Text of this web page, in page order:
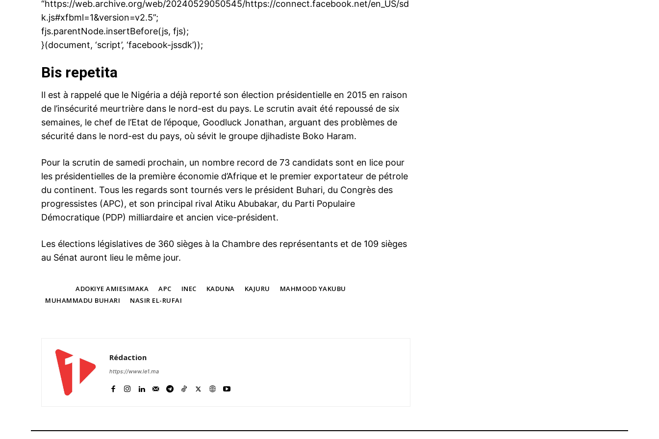
“https://web.archive.org/web/20240529050545/https://connect.facebook.net/en_US/sd
k.js#xfbml=1&version=v2.5”;
fjs.parentNode.insertBefore(js, fjs);
}(document, ‘script’, ‘facebook-jssdk’));
Bis repetita
Il est à rappelé que le Nigéria a déjà reporté son élection présidentielle en 2015 en raison
de l’insécurité meurtrière dans le nord-est du pays. Le scrutin avait été repoussé de six
semaines, le chef de l’Etat de l’époque, Goodluck Jonathan, arguant des problèmes de
sécurité dans le nord-est du pays, où sévit le groupe djihadiste Boko Haram.
Pour la scrutin de samedi prochain, un nombre record de 73 candidats sont en lice pour
les présidentielles de la première économie d’Afrique et le premier exportateur de pétrole
du continent. Tous les regards sont tournés vers le président Buhari, du Congrès des
progressistes (APC), et son principal rival Atiku Abubakar, du Parti Populaire
Démocratique (PDP) milliardaire et ancien vice-président.
Les élections législatives de 360 ​​sièges à la Chambre des représentants et de 109 sièges
au Sénat auront lieu le même jour.
ADOKIYE AMIESIMAKA APC INEC KADUNA KAJURU
MAHMOOD YAKUBU
MUHAMMADU BUHARI
NASIR EL-RUFAI
Rédaction
https://www.le1.ma